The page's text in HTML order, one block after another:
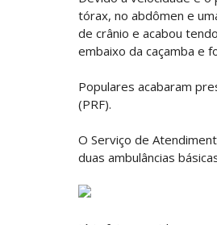
tórax, no abdômen e
de crânio e acabou
embaixo da caçamba e
Populares acabaram
(PRF).
O Serviço de
duas ambulâncias